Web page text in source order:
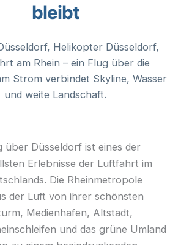
bleibt
Helikopter Düsseldorf,
am Rhein – ein Flug über die
Strom verbindet Skyline, Wasser
und weite Landschaft.
über Düsseldorf ist eines der
Erlebnisse der Luftfahrt im
Die Rheinmetropole
der Luft von ihrer schönsten
Medienhafen, Altstadt,
und das grüne Umland